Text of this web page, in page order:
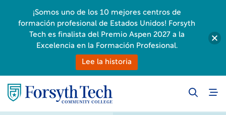
¡Somos uno de los 10 mejores centros de
formación profesional de Estados Unidos! Forsyth
Tech es finalista del Premio Aspen 2027 a la
Excelencia en la Formación Profesional.
Lee la historia